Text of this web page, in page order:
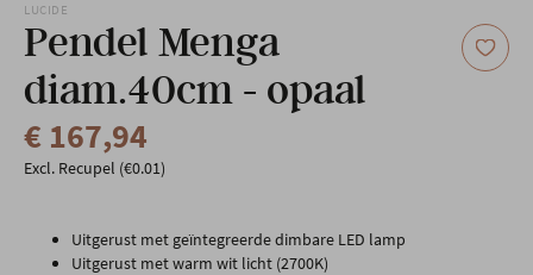
LUCIDE
Pendel Menga
diam.40cm - opaal
€ 167,94
Excl. Recupel (€0.01)
Uitgerust met geïntegreerde dimbare LED lamp
Uitgerust met warm wit licht (2700K)